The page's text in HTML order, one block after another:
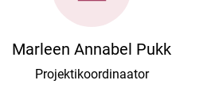
Marleen Annabel Pukk
Projektikoordinaator